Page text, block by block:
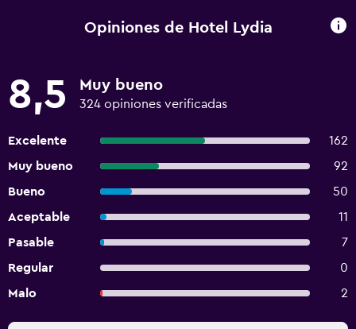
Opiniones de Hotel Lydia
8,5 Muy bueno
324 opiniones verificadas
Excelente
162
Muy bueno
92
Bueno
50
Aceptable
11
Pasable
7
Regular
0
Malo
2